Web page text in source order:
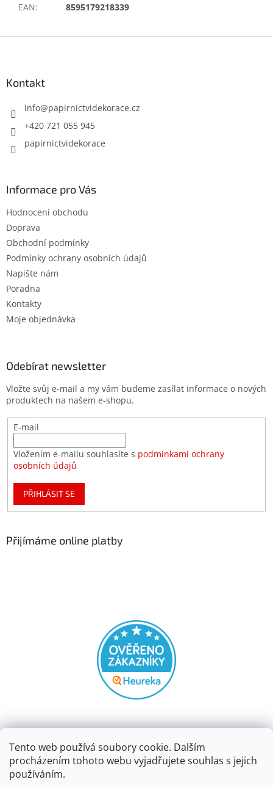
Tento web používá soubory cookie. Dalším
procházením tohoto webu vyjadřujete souhlas s jejich
používáním.
EAN: 8595179218339
Kontakt
info@papirnictvidekorace.cz
+420 721 055 945
papirnictvidekorace
Informace pro Vás
Hodnocení obchodu
Doprava
Obchodní podmínky
Podmínky ochrany osobních údajů
Napište nám
Poradna
Kontakty
Moje objednávka
Odebírat newsletter
Vložte svůj e-mail a my vám budeme zasílat informace o nových
produktech na našem e-shopu.
E-mail
Vložením e-mailu souhlasíte s podmínkami ochrany
osobních údajů
PŘIHLÁSIT SE
Přijímáme online platby